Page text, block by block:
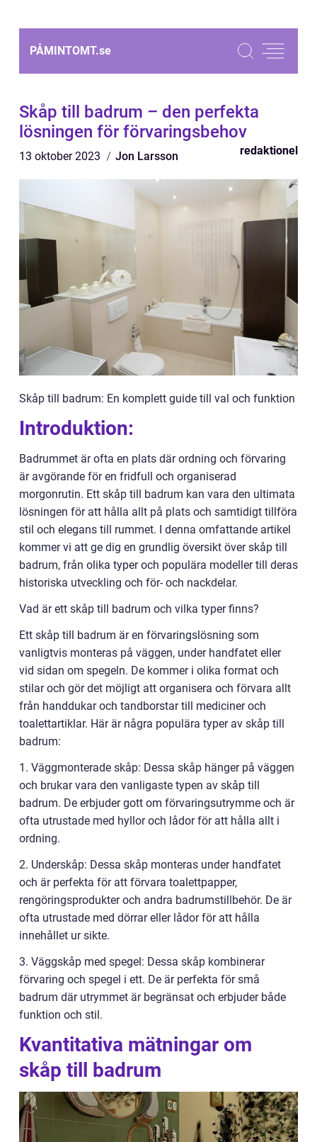
PÅMINTOMT.se
Skåp till badrum – den perfekta
lösningen för förvaringsbehov
13 oktober 2023 Jon Larsson redaktionel
Skåp till badrum: En komplett guide till val och funktion
Introduktion:
Badrummet är ofta en plats där ordning och förvaring
är avgörande för en fridfull och organiserad
morgonrutin. Ett skåp till badrum kan vara den ultimata
lösningen för att hålla allt på plats och samtidigt tillföra
stil och elegans till rummet. I denna omfattande artikel
kommer vi att ge dig en grundlig översikt över skåp till
badrum, från olika typer och populära modeller till deras
historiska utveckling och för- och nackdelar.
Vad är ett skåp till badrum och vilka typer finns?
Ett skåp till badrum är en förvaringslösning som
vanligtvis monteras på väggen, under handfatet eller
vid sidan om spegeln. De kommer i olika format och
stilar och gör det möjligt att organisera och förvara allt
från handdukar och tandborstar till mediciner och
toalettartiklar. Här är några populära typer av skåp till
badrum:
1. Väggmonterade skåp: Dessa skåp hänger på väggen
och brukar vara den vanligaste typen av skåp till
badrum. De erbjuder gott om förvaringsutrymme och är
ofta utrustade med hyllor och lådor för att hålla allt i
ordning.
2. Underskåp: Dessa skåp monteras under handfatet
och är perfekta för att förvara toalettpapper,
rengöringsprodukter och andra badrumstillbehör. De är
ofta utrustade med dörrar eller lådor för att hålla
innehållet ur sikte.
3. Väggskåp med spegel: Dessa skåp kombinerar
förvaring och spegel i ett. De är perfekta för små
badrum där utrymmet är begränsat och erbjuder både
funktion och stil.
Kvantitativa mätningar om
skåp till badrum